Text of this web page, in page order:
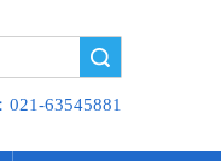
021-63545881